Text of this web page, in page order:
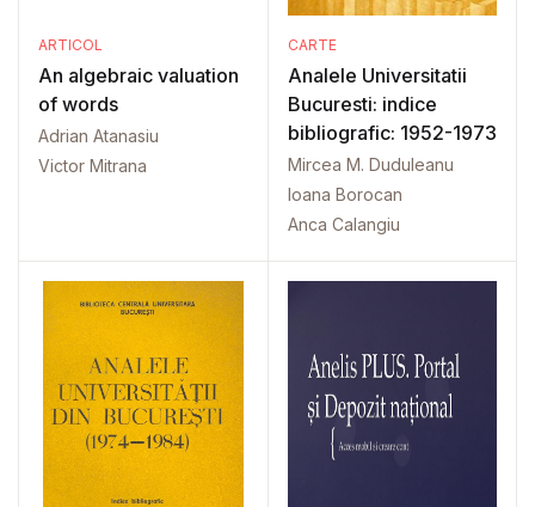
ARTICOL
An algebraic valuation
of words
Adrian Atanasiu
Victor Mitrana
CARTE
Analele Universitatii
Bucuresti: indice
bibliografic: 1952-1973
Mircea M. Duduleanu
Ioana Borocan
Anca Calangiu